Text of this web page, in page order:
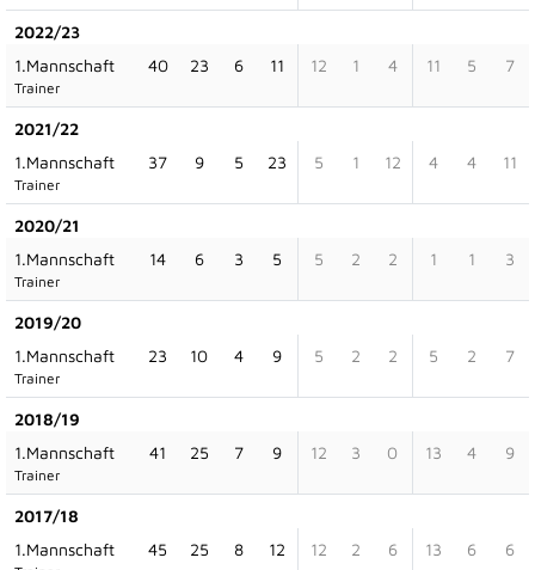
2022/23
1.Mannschaft
Trainer
40 23 6 11 12 1 4 11 5 7
2021/22
1.Mannschaft
Trainer
37 9 5 23 5 1 12 4 4 11
2020/21
1.Mannschaft
Trainer
14 6 3 5 5 2 2 1 1 3
2019/20
1.Mannschaft
Trainer
23 10 4 9 5 2 2 5 2 7
2018/19
1.Mannschaft
Trainer
41 25 7 9 12 3 0 13 4 9
2017/18
1.Mannschaft
45 25 8 12 12 2 6 13 6 6